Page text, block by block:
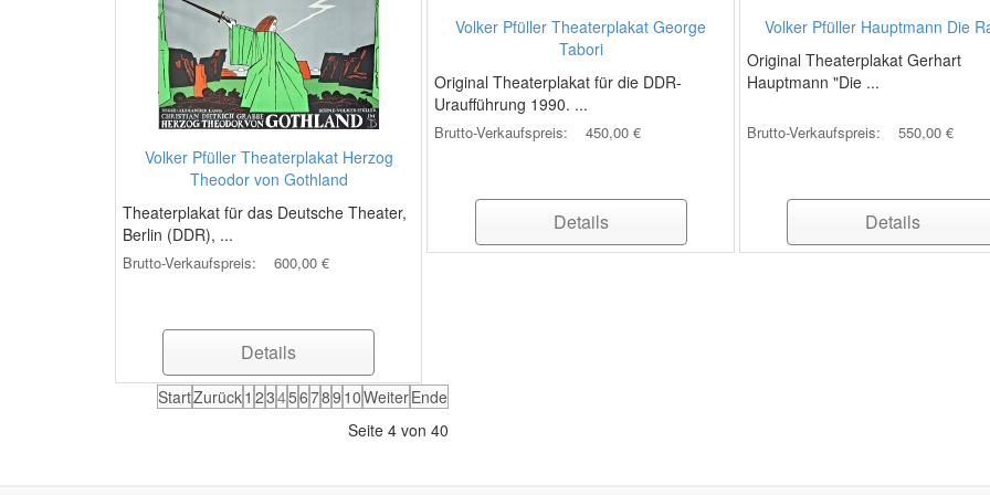
Volker Pfüller Theaterplakat Herzog
Theodor von Gothland
Theaterplakat für das Deutsche Theater,
Berlin (DDR), ...
Brutto-Verkaufspreis: 600,00 €
Details
Volker Pfüller Theaterplakat George
Tabori
Original Theaterplakat für die DDR-
Uraufführung 1990. ...
Brutto-Verkaufspreis: 450,00 €
Details
Volker Pfüller Hauptmann Die
Original Theaterplakat Gerhart
Hauptmann "Die ...
Brutto-Verkaufspreis: 550,00 €
Details
StartZurück1 23456789 10WeiterEnde
Seite 4 von 40